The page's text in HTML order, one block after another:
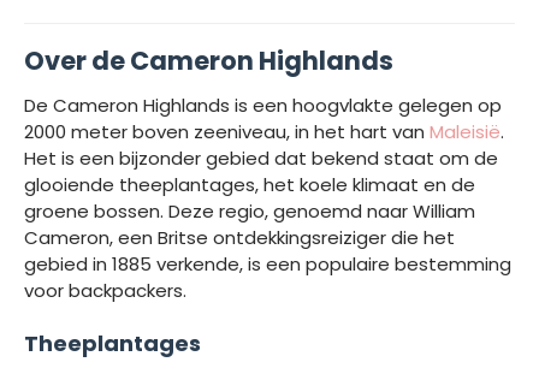
Over de Cameron Highlands
De Cameron Highlands is een hoogvlakte gelegen op
2000 meter boven zeeniveau, in het hart van Maleisië.
Het is een bijzonder gebied dat bekend staat om de
glooiende theeplantages, het koele klimaat en de
groene bossen. Deze regio, genoemd naar William
Cameron, een Britse ontdekkingsreiziger die het
gebied in 1885 verkende, is een populaire bestemming
voor backpackers.
Theeplantages